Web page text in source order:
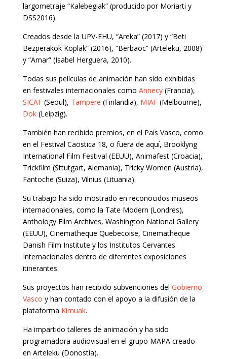
largometraje “Kalebegiak” (producido por Moriarti y
DSS2016).
Creados desde la UPV-EHU, “Areka” (2017) y “Beti
Bezperakok Koplak” (2016), “Berbaoc” (Arteleku, 2008)
y “Amar” (Isabel Herguera, 2010).
Todas sus películas de animación han sido exhibidas
en festivales internacionales como Annecy(Francia),
SICAF(Seoul), Tampere (Finlandia), MIAF(Melbourne),
Dok(Leipzig).
También han recibido premios, en el País Vasco, como
en el Festival Caostica 18, o fuera de aquí, Brooklyng
International Film Festival (EEUU), Animafest (Croacia),
Trickfilm (Sttutgart, Alemania), Tricky Women (Austria),
Fantoche (Suiza), Vilnius (Lituania).
Su trabajo ha sido mostrado en reconocidos museos
internacionales, como la Tate Modern (Londres),
Anthology Film Archives, Washington National Gallery
(EEUU), Cinematheque Quebecoise, Cinematheque
Danish Film Institute y los Institutos Cervantes
Internacionales dentro de diferentes exposiciones
itinerantes.
Sus proyectos han recibido subvenciones del Gobierno
Vasco y han contado con el apoyo a la difusión de la
plataforma Kimuak.
Ha impartido talleres de animación y ha sido
programadora audiovisual en el grupo MAPA creado
en Arteleku (Donostia).